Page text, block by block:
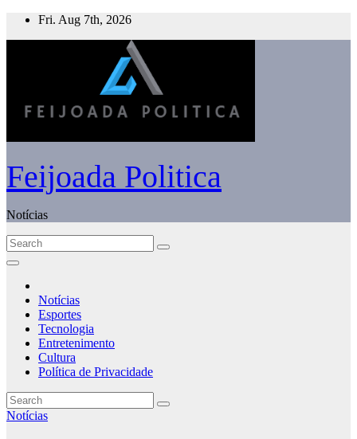
Skip
Fri. Aug 7th, 2026
Feijoada Politica
Notícias
Notícias
Esportes
Tecnologia
Entretenimento
Cultura
Política de Privacidade
Notícias